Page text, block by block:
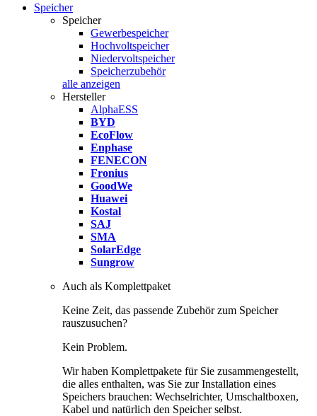
Speicher
Speicher
Gewerbespeicher
Hochvoltspeicher
Niedervoltspeicher
Speicherzubehör
alle anzeigen
Hersteller
AlphaESS
BYD
EcoFlow
Enphase
FENECON
Fronius
GoodWe
Huawei
Kostal
SAJ
SMA
SolarEdge
Sungrow
Auch als Komplettpaket
Keine Zeit, das passende Zubehör zum Speicher
rauszusuchen?
Kein Problem.
Wir haben Komplettpakete für Sie zusammengestellt,
die alles enthalten, was Sie zur Installation eines
Speichers brauchen: Wechselrichter, Umschaltboxen,
Kabel und natürlich den Speicher selbst.